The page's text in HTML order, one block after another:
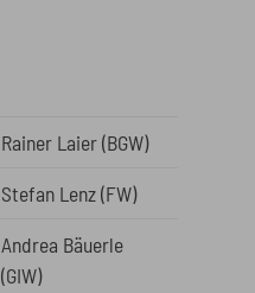
Rainer Laier (BGW)
Stefan Lenz (FW)
Andrea Bäuerle
(GIW)